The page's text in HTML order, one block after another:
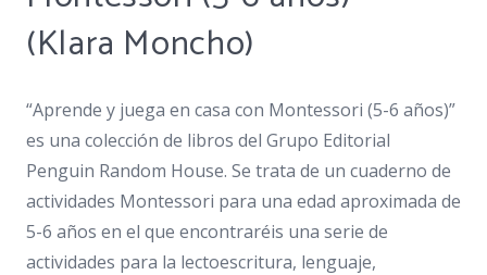
(Klara Moncho)
“Aprende y juega en casa con Montessori (5-6 años)”
es una colección de libros del Grupo Editorial
Penguin Random House. Se trata de un cuaderno de
actividades Montessori para una edad aproximada de
5-6 años en el que encontraréis una serie de
actividades para la lectoescritura, lenguaje,